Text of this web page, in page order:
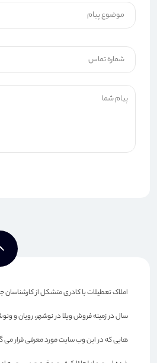
املاک تعطیلات با کادری متشکل از کارشناسان
سال در زمینه فروش ویلا در نوشهر، رویان و
هایی که در این وب سایت مورد معرفی قرار می